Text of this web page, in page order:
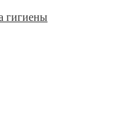
гигиены